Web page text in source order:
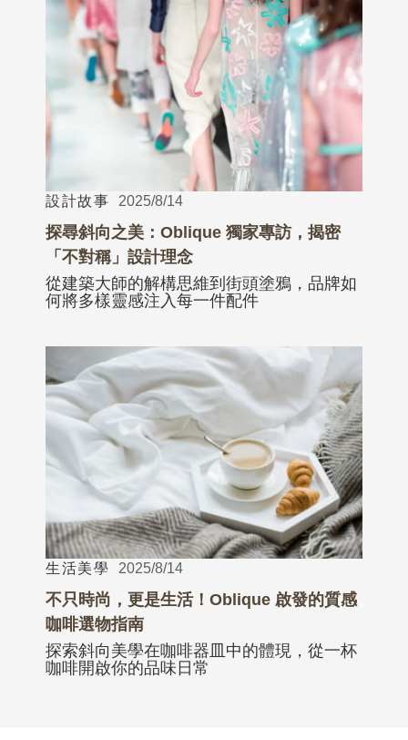
設計故事 2025/8/14
探尋斜向之美：Oblique 獨家專訪，揭密
「不對稱」設計理念
從建築大師的解構思維到街頭塗鴉，品牌如
何將多樣靈感注入每一件配件
生活美學 2025/8/14
不只時尚，更是生活！Oblique 啟發的質感
咖啡選物指南
探索斜向美學在咖啡器皿中的體現，從一杯
咖啡開啟你的品味日常